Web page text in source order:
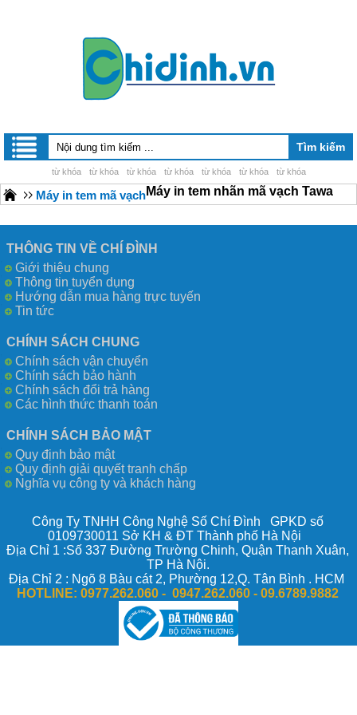
từ khóa từ khóa từ khóa từ khóa từ khóa từ khóa từ khóa
Máy in tem mã vạchMáy in tem nhãn mã vạch Tawa
THÔNG TIN VỀ CHÍ ĐÌNH
Giới thiệu chung
Thông tin tuyển dụng
Hướng dẫn mua hàng trực tuyến
Tin tức
CHÍNH SÁCH CHUNG
Chính sách vận chuyển
Chính sách bảo hành
Chính sách đổi trả hàng
Các hình thức thanh toán
CHÍNH SÁCH BẢO MẬT
Quy định bảo mật
Quy định giải quyết tranh chấp
Nghĩa vụ công ty và khách hàng
Công Ty TNHH Công Nghệ Số Chí Đình GPKD số
0109730011 Sở KH & ĐT Thành phố Hà Nội
Địa Chỉ 1 :Số 337 Đường Trường Chinh, Quận Thanh Xuân,
TP Hà Nội.
Địa Chỉ 2 : Ngõ 8 Bàu cát 2, Phường 12,Q. Tân Bình . HCM
HOTLINE: 0977.262.060 - 0947.262.060 -09.6789.9882